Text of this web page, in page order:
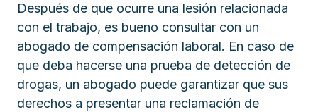
Después de que ocurre una lesión relacionada
con el trabajo, es bueno consultar con un
abogado de compensación laboral. En caso de
que deba hacerse una prueba de detección de
drogas, un abogado puede garantizar que sus
derechos a presentar una reclamación de